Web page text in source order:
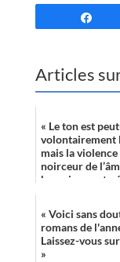
Articles
« Le ton est
volontairement
mais la violence
noirceur de
humaine sont
« Voici sans
romans de
Laissez-vous
»